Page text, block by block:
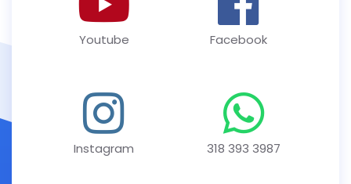
Youtube Facebook
Instagram 318 393 3987